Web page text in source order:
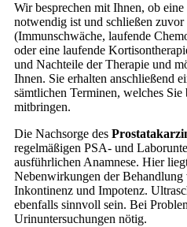
Wir besprechen mit Ihnen, ob
notwendig ist und schließen
(Immunschwäche, laufende
oder eine laufende
und Nachteile der Therapie und
Ihnen. Sie erhalten anschließend
sämtlichen Terminen, welches
mitbringen.
Die Nachsorge des
regelmäßigen PSA- und
ausführlichen Anamnese. Hier
Nebenwirkungen der Behandlung
Inkontinenz und Impotenz.
ebenfalls sinnvoll sein. Bei
Urinuntersuchungen nötig.